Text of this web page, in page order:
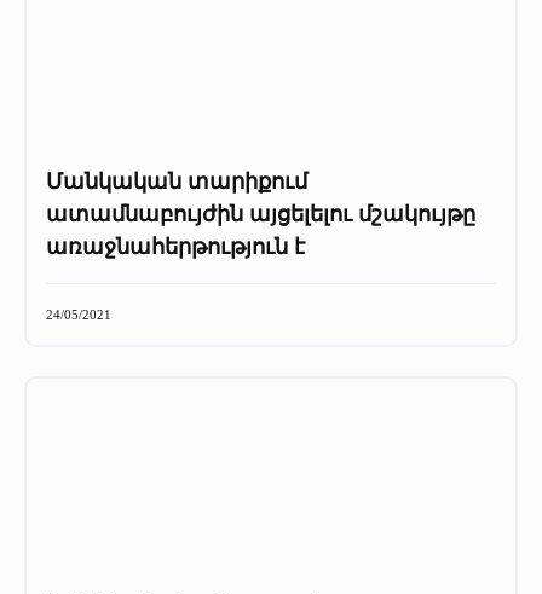
Մանկական տարիքում
ատամնաբույժին այցելելու մշակույթը
առաջնահերթություն է
24/05/2021